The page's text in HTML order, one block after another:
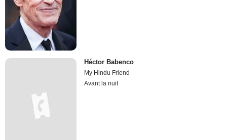
Héctor Babenco
My Hindu Friend
Avant la nuit